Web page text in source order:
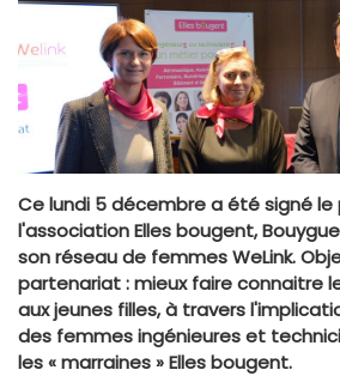
Ce lundi 5 décembre a été signé
l'association Elles bougent,
son réseau de femmes WeLink.
partenariat : mieux faire connaitre
aux jeunes filles, à travers
des femmes ingénieures et
les « marraines » Elles bougent.